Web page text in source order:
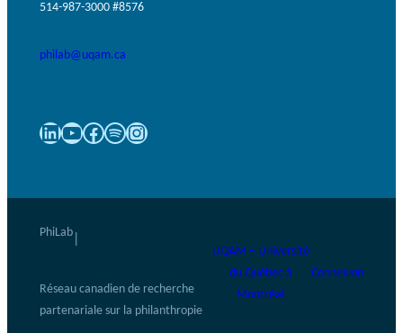
514-987-3000 #8576
philab@uqam.ca
LinkedIn YouTube Facebook Spotify Instagram
PhiLab
Réseau canadien de recherche
partenariale sur la philanthropie
UQAM – Université
du Québec à
Montréal
Connexion